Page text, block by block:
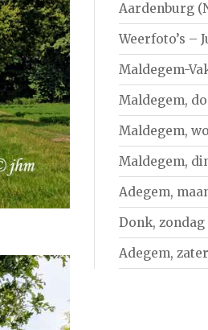
Aardenburg
Weerfoto’s –
Maldegem-
Maldegem,
Maldegem,
Maldegem,
Adegem,
Donk, zondag
Adegem,